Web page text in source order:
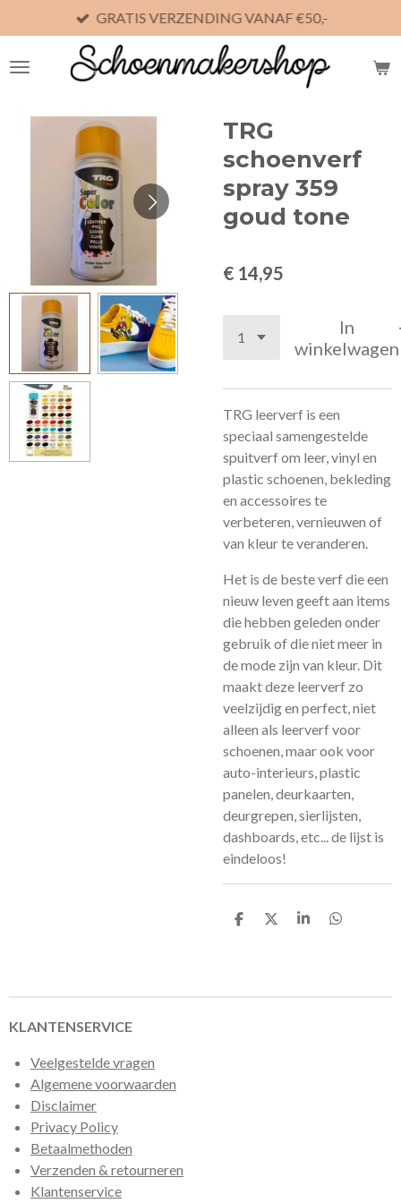
direct
naar
GRATIS VERZENDING VANAF €50,-
TRG
schoenverf
spray 359
goud tone
€ 14,95
In
winkelwagen
TRG leerverf is een
speciaal samengestelde
spuitverf om leer, vinyl en
plastic schoenen, bekleding
en accessoires te
verbeteren, vernieuwen of
van kleur te veranderen.
Het is de beste verf die een
nieuw leven geeft aan items
die hebben geleden onder
gebruik of die niet meer in
de mode zijn van kleur. Dit
maakt deze leerverf zo
veelzijdig en perfect, niet
alleen als leerverf voor
schoenen, maar ook voor
auto-interieurs, plastic
panelen, deurkaarten,
deurgrepen, sierlijsten,
dashboards, etc... de lijst is
eindeloos!
D
D
S
D
KLANTENSERVICE
Veelgestelde vragen
Algemene voorwaarden
Disclaimer
Privacy Policy
Betaalmethoden
Verzenden & retourneren
Klantenservice